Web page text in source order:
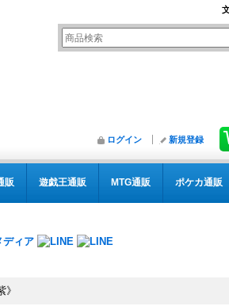
ログイン 新規登録
販 遊戯王通販 MTG通販 ポケカ通販